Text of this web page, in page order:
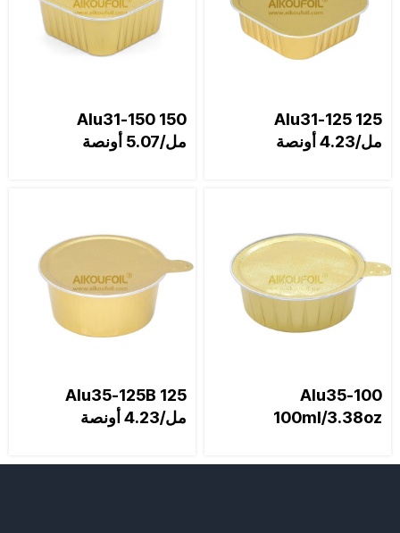
Alu31-125 125
مل/4.23 أونصة
Alu31-150 150
مل/5.07 أونصة
Alu35-100
100ml/3.38oz
Alu35-125B 125
مل/4.23 أونصة